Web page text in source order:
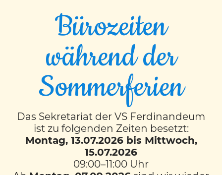
Glückstag
Glückstag am 25. Februar
2020
Das Glück besteht nicht darin, dass du tun
kannst, was du willst, sondern darin, dass
du immer willst, was du tust.
Bürozeiten
während der
Sommerferien
Das Sekretariat der VS Ferdinandeum
ist zu folgenden Zeiten besetzt:
Montag, 13.07.2026 bis Mittwoch,
15.07.2026
09:00–11:00 Uhr